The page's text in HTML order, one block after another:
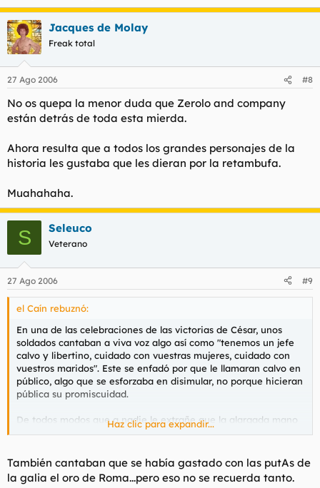
Jacques de Molay
Freak total
27 Ago 2006 #8
No os quepa la menor duda que Zerolo and company
están detrás de toda esta mierda.
Ahora resulta que a todos los grandes personajes de la
historia les gustaba que les dieran por la retambufa.
Muahahaha.
S Seleuco
Veterano
27 Ago 2006 #9
el Caín rebuznó:
En una de las celebraciones de las victorias de César, unos
soldados cantaban a viva voz algo así como "tenemos un jefe
calvo y libertino, cuidado con vuestras mujeres, cuidado con
vuestros maridos". Este se enfadó por que le llamaran calvo en
público, algo que se esforzaba en disimular, no porque hicieran
pública su promiscuidad.
De todos modos que a nadie le extrañe que la alargada mano
del lobby gay esté detrás de estas cosas. Algo parecido hacen
de nuestra historia.
Haz clic para expandir...
También cantaban que se había gastado con las putAs de
la galia el oro de Roma...pero eso no se recuerda tanto.